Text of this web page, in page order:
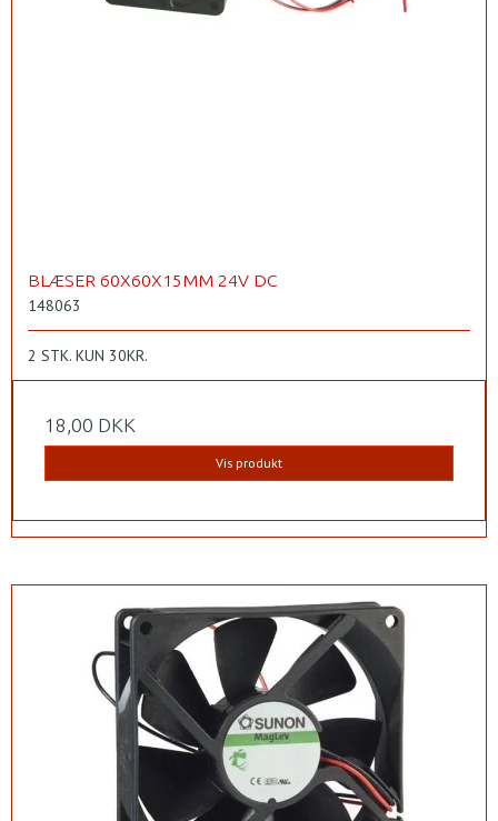
BLÆSER 60X60X15MM 24V DC
148063
2 STK. KUN 30KR.
18,00 DKK
Vis produkt